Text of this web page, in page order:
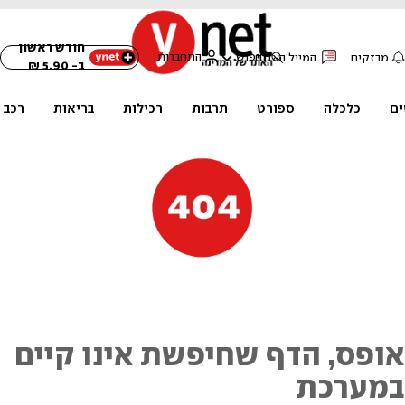
מבזקים המייל האדוםחיפוש התחברות
חודש ראשון
ב- 5.90 ₪
כלכלה ספורט תרבות רכילות בריאות רכב
אופס, הדף שחיפשת אינו קיים
במערכת